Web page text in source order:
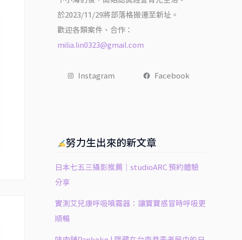
於2023/11/29將部落格搬遷至新址。
歡迎各類案件、合作：
milia.lin0323@gmail.com
Instagram Facebook
努力生出來的新文章
日本七五三攝影推薦｜studioARC 預約體驗
分享
實測艾兒康呼吸噴霧器：讓寶寶感冒時呼吸更
順暢